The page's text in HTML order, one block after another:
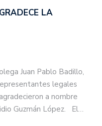
LA
Juan Pablo Badillo,
legales
a nombre
Guzmán López. El…